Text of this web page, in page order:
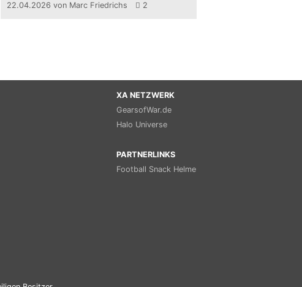
22.04.2026 von Marc Friedrichs 2
XA NETZWERK
GearsofWar.de
Halo Universe
PARTNERLINKS
Football Snack Helme